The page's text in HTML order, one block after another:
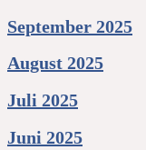
September 2025
August 2025
Juli 2025
Juni 2025